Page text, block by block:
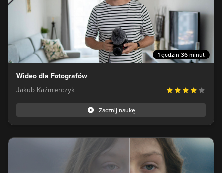
1 godzin 36 minut
Wideo dla Fotografów
Jakub Kaźmierczyk
Zacznij naukę